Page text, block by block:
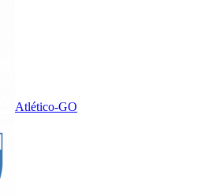
Atlético-GO